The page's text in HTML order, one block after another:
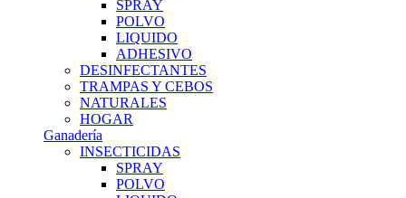
SPRAY
POLVO
LIQUIDO
ADHESIVO
DESINFECTANTES
TRAMPAS Y CEBOS
NATURALES
HOGAR
Ganadería
INSECTICIDAS
SPRAY
POLVO